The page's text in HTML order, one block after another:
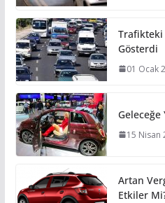
Trafikteki
Gösterdi
01 Ocak
Geleceğe
15 Nisan
Artan
Etkiler